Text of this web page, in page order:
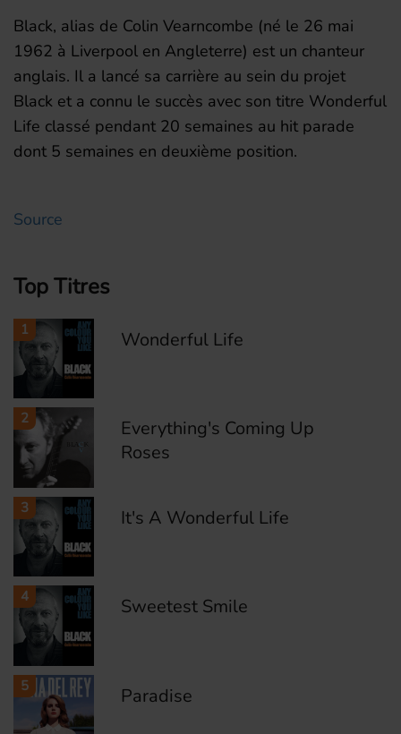
Black, alias de Colin Vearncombe (né le 26 mai
1962 à Liverpool en Angleterre) est un chanteur
anglais. Il a lancé sa carrière au sein du projet
Black et a connu le succès avec son titre Wonderful
Life classé pendant 20 semaines au hit parade
dont 5 semaines en deuxième position.
Source
Top Titres
1 Wonderful Life
2
Everything's Coming Up
Roses
3 It's A Wonderful Life
4 Sweetest Smile
5 Paradise